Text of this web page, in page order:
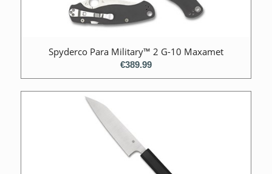
Spyderco Para Military™ 2 G-10 Maxamet
€389.99